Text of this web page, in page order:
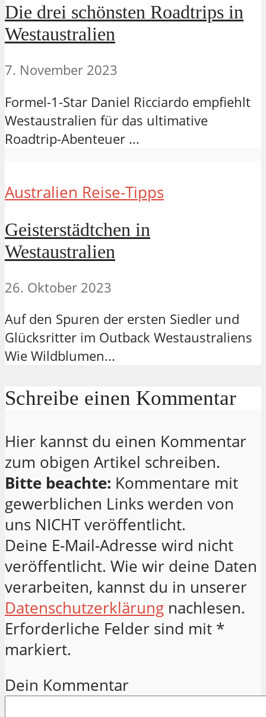
Die drei schönsten Roadtrips in
Westaustralien
7. November 2023
Formel-1-Star Daniel Ricciardo empfiehlt
Westaustralien für das ultimative
Roadtrip-Abenteuer ...
Australien Reise-Tipps
Geisterstädtchen in
Westaustralien
26. Oktober 2023
Auf den Spuren der ersten Siedler und
Glücksritter im Outback Westaustraliens
Wie Wildblumen...
Schreibe einen Kommentar
Hier kannst du einen Kommentar
zum obigen Artikel schreiben.
Bitte beachte: Kommentare mit
gewerblichen Links werden von
uns NICHT veröffentlicht.
Deine E-Mail-Adresse wird nicht
veröffentlicht. Wie wir deine Daten
verarbeiten, kannst du in unserer
Datenschutzerklärung nachlesen.
Erforderliche Felder sind mit *
markiert.
Dein Kommentar